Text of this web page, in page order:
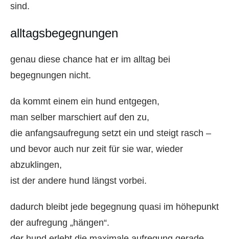
sind.
alltagsbegegnungen
genau diese chance hat er im alltag bei
begegnungen nicht.
da kommt einem ein hund entgegen,
man selber marschiert auf den zu,
die anfangsaufregung setzt ein und steigt rasch –
und bevor auch nur zeit für sie war, wieder
abzuklingen,
ist der andere hund längst vorbei.
dadurch bleibt jede begegnung quasi im höhepunkt
der aufregung „hängen“.